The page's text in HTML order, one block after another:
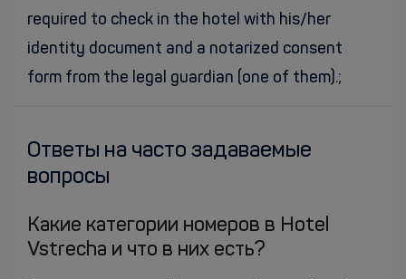
required to check in the hotel with his/her
identity document and a notarized consent
form from the legal guardian (one of them).;
Ответы на часто задаваемые
вопросы
Какие категории номеров в Hotel
Vstrecha и что в них есть?